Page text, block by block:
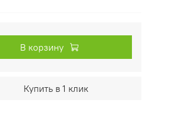
В корзину
Купить в 1 клик